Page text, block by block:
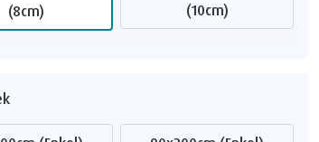
(8cm)
(10cm)